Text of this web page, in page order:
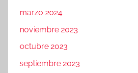
marzo 2024
noviembre 2023
octubre 2023
septiembre 2023